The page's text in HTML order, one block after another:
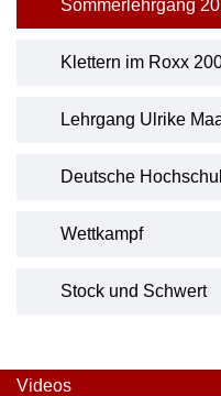
Sommerlehrgang
Klettern im Roxx
Lehrgang Ulrike
Deutsche
Wettkampf
Stock und Schwert
Videos